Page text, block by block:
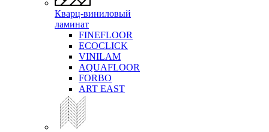
Кварц-виниловый
ламинат
FINEFLOOR
ECOCLICK
VINILAM
AQUAFLOOR
FORBO
ART EAST